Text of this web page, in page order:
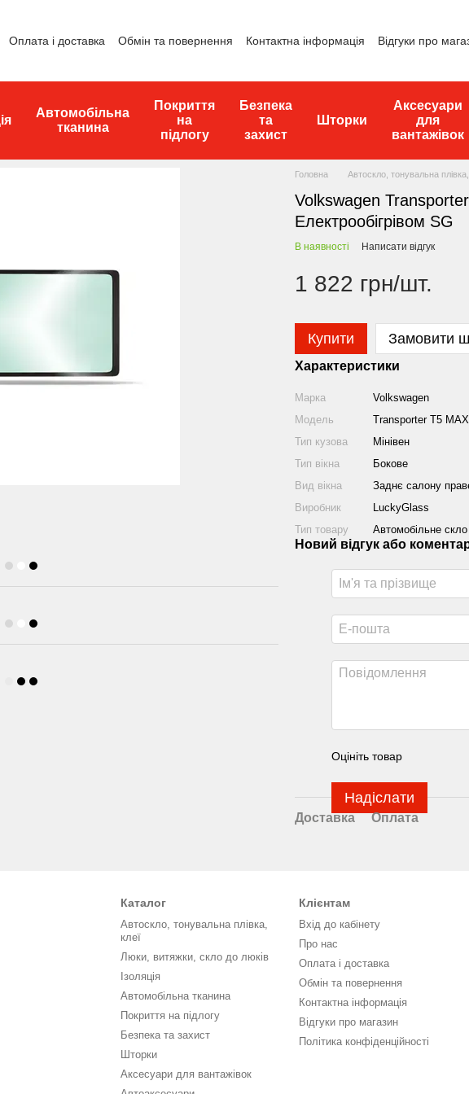
Оплата і доставка Обмін та повернення Контактна інформація Відгуки про
Автомобільна
тканина
Покриття
на
підлогу
Безпека
та
захист
Шторки
Аксесуари
для
вантажівок
Головна Автоскло, тонувальна плівка,
Volkswagen
Електрообігрівом SG
В наявності Написати відгук
1 822 грн/шт.
Купити Замовити
Характеристики
Марка
Volkswagen
Модель
Transporter T5
Тип кузова
Мінівен
Тип вікна
Бокове
Вид вікна
Заднє салону
Виробник
LuckyGlass
Тип товару
Автомобільне скло
Новий відгук або
Оцініть товар
Надіслати
Доставка Оплата
Каталог
Автоскло, тонувальна плівка,
клеї
Люки, витяжки, скло до люків
Ізоляція
Автомобільна тканина
Покриття на підлогу
Безпека та захист
Шторки
Аксесуари для вантажівок
Клієнтам
Вхід до кабінету
Про нас
Оплата і доставка
Обмін та повернення
Контактна інформація
Відгуки про магазин
Політика конфіденційності